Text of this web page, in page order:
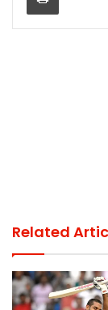
Related